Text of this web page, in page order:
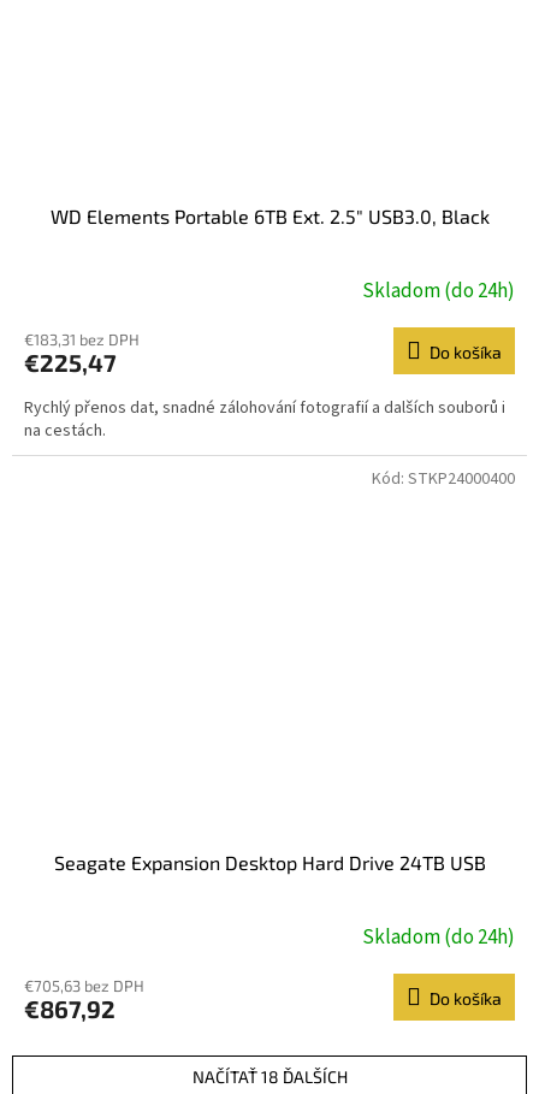
WD Elements Portable 6TB Ext. 2.5" USB3.0, Black
Skladom (do 24h)
€183,31 bez DPH
€225,47 Do košíka
Rychlý přenos dat, snadné zálohování fotografií a dalších souborů i
na cestách.
Seagate Expansion Desktop Hard Drive 24TB USB
Skladom (do 24h)
€705,63 bez DPH
€867,92 Do košíka
Kód: STKP24000400
NAČÍTAŤ 18 ĎALŠÍCH